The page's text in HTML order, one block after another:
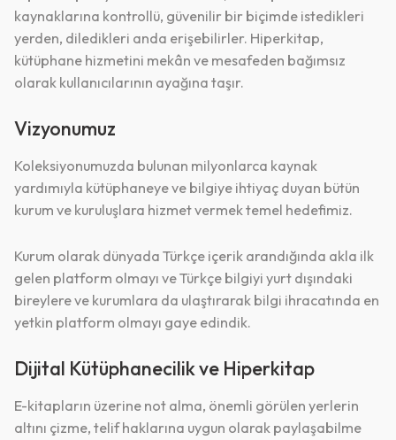
kaynaklarına kontrollü, güvenilir bir biçimde istedikleri
yerden, diledikleri anda erişebilirler. Hiperkitap,
kütüphane hizmetini mekân ve mesafeden bağımsız
olarak kullanıcılarının ayağına taşır.
Vizyonumuz
Koleksiyonumuzda bulunan milyonlarca kaynak
yardımıyla kütüphaneye ve bilgiye ihtiyaç duyan bütün
kurum ve kuruluşlara hizmet vermek temel hedefimiz.
Kurum olarak dünyada Türkçe içerik arandığında akla ilk
gelen platform olmayı ve Türkçe bilgiyi yurt dışındaki
bireylere ve kurumlara da ulaştırarak bilgi ihracatında en
yetkin platform olmayı gaye edindik.
Dijital Kütüphanecilik ve Hiperkitap
E-kitapların üzerine not alma, önemli görülen yerlerin
altını çizme, telif haklarına uygun olarak paylaşabilme
QR Code taraması başarılı.
Sistemi kurumu ile kullanıyorsunuz.
Tamam
Vazgeç